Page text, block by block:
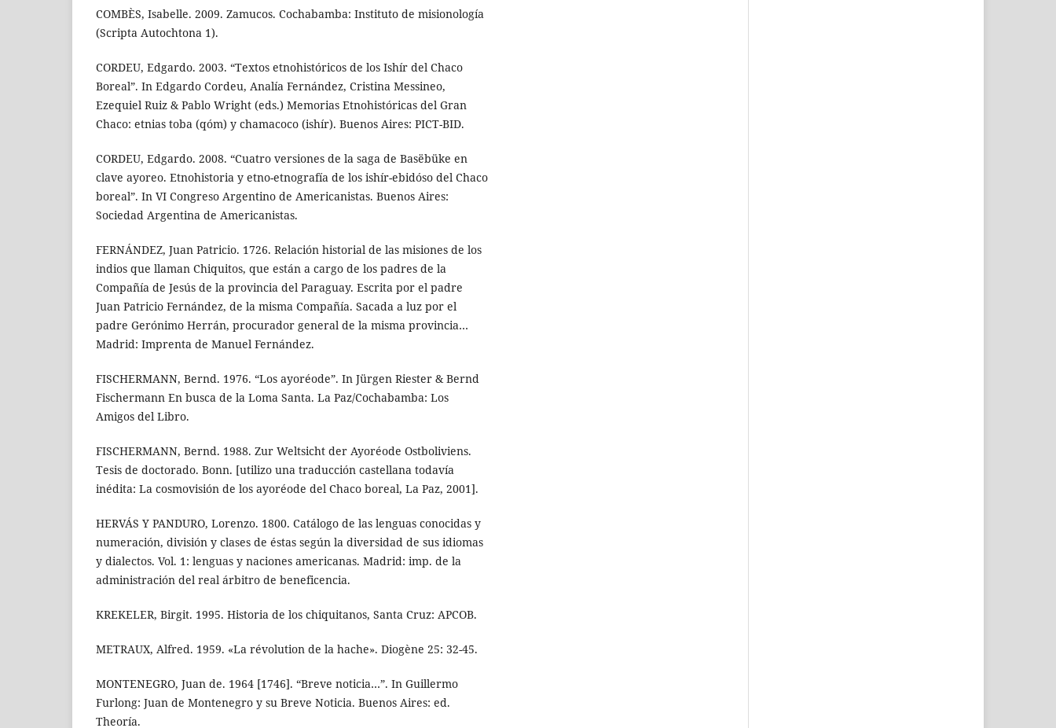
COMBÈS, Isabelle. 2009. Zamucos. Cochabamba: Instituto de misionología
(Scripta Autochtona 1).
CORDEU, Edgardo. 2003. “Textos etnohistóricos de los Ishír del Chaco
Boreal”. In Edgardo Cordeu, Analía Fernández, Cristina Messineo,
Ezequiel Ruiz & Pablo Wright (eds.) Memorias Etnohistóricas del Gran
Chaco: etnias toba (qóm) y chamacoco (ishír). Buenos Aires: PICT-BID.
CORDEU, Edgardo. 2008. “Cuatro versiones de la saga de Basëbüke en
clave ayoreo. Etnohistoria y etno-etnografía de los ishír-ebidóso del Chaco
boreal”. In VI Congreso Argentino de Americanistas. Buenos Aires:
Sociedad Argentina de Americanistas.
FERNÁNDEZ, Juan Patricio. 1726. Relación historial de las misiones de los
indios que llaman Chiquitos, que están a cargo de los padres de la
Compañía de Jesús de la provincia del Paraguay. Escrita por el padre
Juan Patricio Fernández, de la misma Compañía. Sacada a luz por el
padre Gerónimo Herrán, procurador general de la misma provincia…
Madrid: Imprenta de Manuel Fernández.
FISCHERMANN, Bernd. 1976. “Los ayoréode”. In Jürgen Riester & Bernd
Fischermann En busca de la Loma Santa. La Paz/Cochabamba: Los
Amigos del Libro.
FISCHERMANN, Bernd. 1988. Zur Weltsicht der Ayoréode Ostboliviens.
Tesis de doctorado. Bonn. [utilizo una traducción castellana todavía
inédita: La cosmovisión de los ayoréode del Chaco boreal, La Paz, 2001].
HERVÁS Y PANDURO, Lorenzo. 1800. Catálogo de las lenguas conocidas y
numeración, división y clases de éstas según la diversidad de sus idiomas
y dialectos. Vol. 1: lenguas y naciones americanas. Madrid: imp. de la
administración del real árbitro de beneficencia.
KREKELER, Birgit. 1995. Historia de los chiquitanos, Santa Cruz: APCOB.
METRAUX, Alfred. 1959. «La révolution de la hache». Diogène 25: 32-45.
MONTENEGRO, Juan de. 1964 [1746]. “Breve noticia…”. In Guillermo
Furlong: Juan de Montenegro y su Breve Noticia. Buenos Aires: ed.
Theoría.